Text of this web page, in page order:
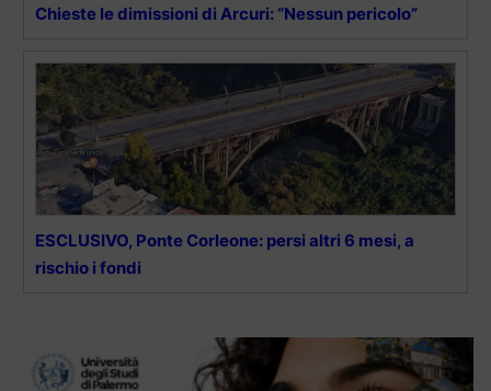
Chieste le dimissioni di Arcuri: “Nessun pericolo”
ESCLUSIVO, Ponte Corleone: persi altri 6 mesi, a
rischio i fondi